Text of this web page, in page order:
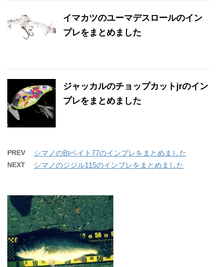
イマカツのユーマデスロールのイン
プレをまとめました
ジャッカルのチョップカットjrのイン
プレをまとめました
PREV シマノのBtベイト77のインプレをまとめました
NEXT シマノのジジル115のインプレをまとめました